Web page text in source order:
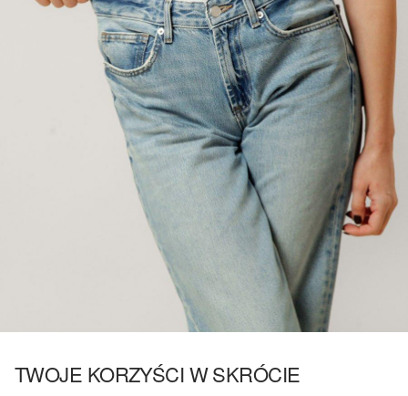
TWOJE KORZYŚCI W SKRÓCIE